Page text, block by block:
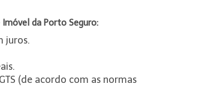
da Porto Seguro:
juros.
(de acordo com as normas